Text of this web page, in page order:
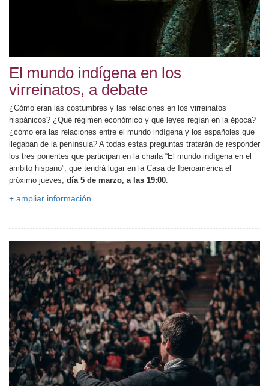
El mundo indígena en los
virreinatos, a debate
¿Cómo eran las costumbres y las relaciones en los virreinatos
hispánicos? ¿Qué régimen económico y qué leyes regían en la época?
¿cómo era las relaciones entre el mundo indígena y los españoles que
llegaban de la península? A todas estas preguntas tratarán de responder
los tres ponentes que participan en la charla “El mundo indígena en el
ámbito hispano”, que tendrá lugar en la Casa de Iberoamérica el
próximo jueves, día 5 de marzo, a las 19:00
+ ampliar información